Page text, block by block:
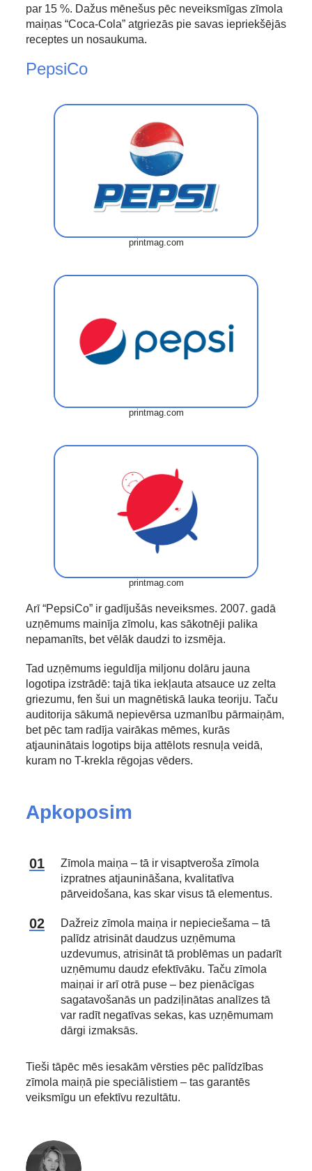
par 15 %. Dažus mēnešus pēc neveiksmīgas zīmola
maiņas “Coca-Cola” atgriezās pie savas iepriekšējās
receptes un nosaukuma.
PepsiCo
printmag.com
printmag.com
printmag.com
Arī “PepsiCo” ir gadījušās neveiksmes. 2007. gadā
uzņēmums mainīja zīmolu, kas sākotnēji palika
nepamanīts, bet vēlāk daudzi to izsmēja.
Tad uzņēmums ieguldīja miljonu dolāru jauna
logotipa izstrādē: tajā tika iekļauta atsauce uz zelta
griezumu, fen šui un magnētiskā lauka teoriju. Taču
auditorija sākumā nepievērsa uzmanību pārmaiņām,
bet pēc tam radīja vairākas mēmes, kurās
atjauninātais logotips bija attēlots resnuļa veidā,
kuram no T-krekla rēgojas vēders.
Apkoposim
Zīmola maiņa – tā ir visaptveroša zīmola
izpratnes atjaunināšana, kvalitatīva
pārveidošana, kas skar visus tā elementus.
Dažreiz zīmola maiņa ir nepieciešama – tā
palīdz atrisināt daudzus uzņēmuma
uzdevumus, atrisināt tā problēmas un padarīt
uzņēmumu daudz efektīvāku. Taču zīmola
maiņai ir arī otrā puse – bez pienācīgas
sagatavošanās un padziļinātas analīzes tā
var radīt negatīvas sekas, kas uzņēmumam
dārgi izmaksās.
Tieši tāpēc mēs iesakām vērsties pēc palīdzības
zīmola maiņā pie speciālistiem – tas garantēs
veiksmīgu un efektīvu rezultātu.